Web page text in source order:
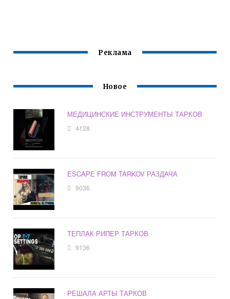
Реклама
Новое
МЕДИЦИНСКИЕ ИНСТРУМЕНТЫ ТАРКОВ
4128
ESCAPE FROM TARKOV РАЗДАЧА
9036
ТЕПЛАК РИПЕР ТАРКОВ
9136
РЕШАЛА АРТЫ ТАРКОВ